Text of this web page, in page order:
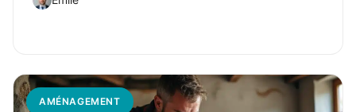
AMÉNAGEMENT